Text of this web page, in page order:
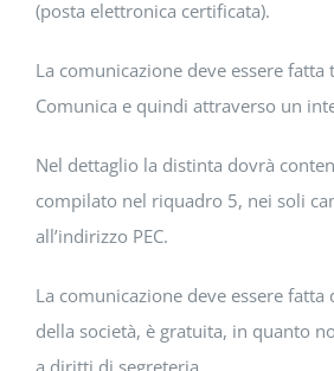
(posta elettronica certificata).
La comunicazione deve essere
Comunica e quindi attraverso un
Nel dettaglio la distinta dovrà
compilato nel riquadro 5, nei soli
all’indirizzo PEC.
La comunicazione deve essere fatta
della società, è gratuita, in quanto